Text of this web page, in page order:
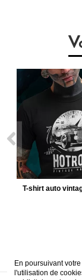
T-shirt auto
En poursuivant
l'utilisation de